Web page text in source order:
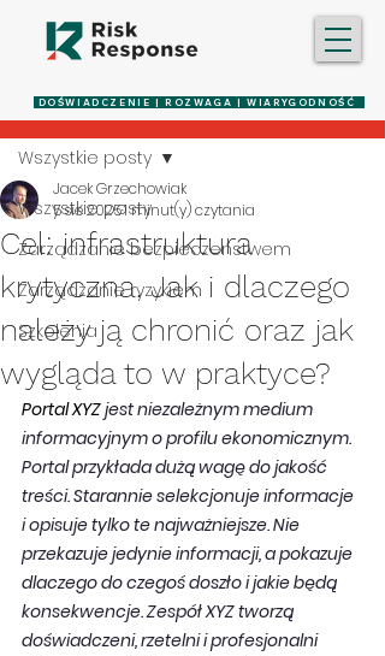
DOŚWIADCZENIE | ROZWAGA | WIARYGODNOŚĆ
Post
Wszystkie posty
Zarządzanie bezpieczeństwem
Zarządzanie ryzykiem
Szkolenia
Wszystkie posty
Cel: infrastruktura
krytyczna. Jak i dlaczego
należy ją chronić oraz jak
wygląda to w praktyce?
Jacek Grzechowiak
5 sie 20251 minut(y) czytania
Portal XYZ jest niezależnym medium
informacyjnym o profilu ekonomicznym.
Portal przykłada dużą wagę do jakość
treści. Starannie selekcjonuje informacje
i opisuje tylko te najważniejsze. Nie
przekazuje jedynie informacji, a pokazuje
dlaczego do czegoś doszło i jakie będą
konsekwencje. Zespół XYZ tworzą
doświadczeni, rzetelni i profesjonalni